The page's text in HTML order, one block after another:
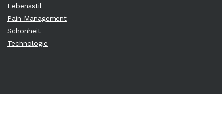
Lebensstil
Pain Management
Schönheit
Technologie